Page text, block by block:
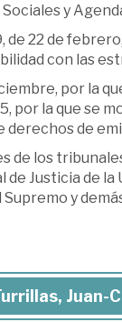
y
de 22 de
con las
por la
por la que se
derechos de
de los
de Justicia de
y
Juan-